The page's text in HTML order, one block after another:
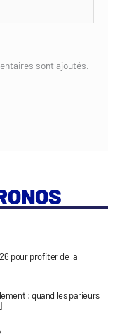
sont ajoutés.
pour profiter de la
: quand les parieurs